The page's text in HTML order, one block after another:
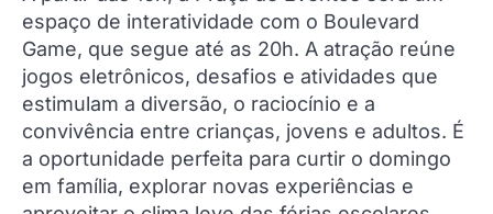
espaço de interatividade com o Boulevard
Game, que segue até as 20h. A atração reúne
jogos eletrônicos, desafios e atividades que
estimulam a diversão, o raciocínio e a
convivência entre crianças, jovens e adultos. É
a oportunidade perfeita para curtir o domingo
em família, explorar novas experiências e